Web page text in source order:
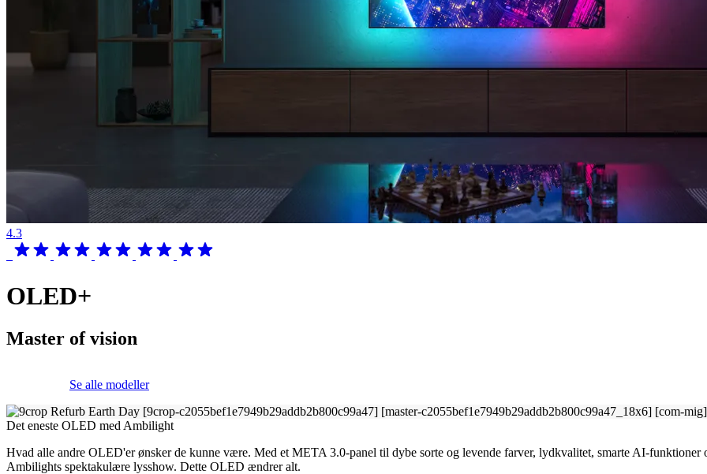
4.3
OLED+
Master of vision
Se alle modeller
Det eneste OLED med Ambilight
Hvad alle andre OLED'er ønsker de kunne være. Med et META 3.0-panel til dybe sorte og levende farver, lydkvalitet, smarte AI-funktioner
Ambilights spektakulære lysshow. Dette OLED ændrer alt.